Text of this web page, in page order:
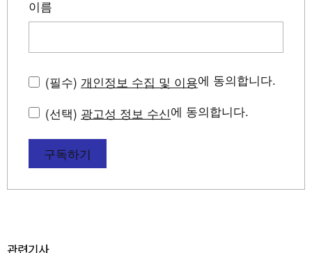
이름
(필수) 개인정보 수집 및 이용에 동의합니다.
(선택) 광고성 정보 수신에 동의합니다.
구독하기
관련기사